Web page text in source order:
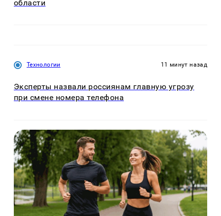
области
Технологии 11 минут назад
Эксперты назвали россиянам главную угрозу
при смене номера телефона